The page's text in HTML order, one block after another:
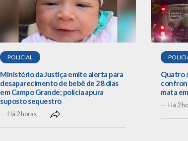
POLICIAL
Ministério da Justiça emite alerta para
desaparecimento de bebê de 28 dias
em Campo Grande; polícia apura
suposto sequestro
Há 2 horas
Quatro
mata
Há 2